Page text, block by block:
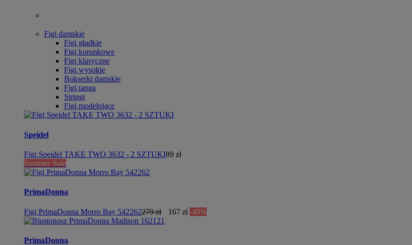
Figi damskie
Figi gładkie
Figi koronkowe
Figi klasyczne
Figi wysokie
Bokserki damskie
Figi tanga
Stringi
Figi modelujące
Speidel
Figi Speidel TAKE TWO 3632 - 2 SZTUKI89 zł
Summer Sale
PrimaDonna
Figi PrimaDonna Morro Bay 542262279 zł 167 zł -40%
PrimaDonna